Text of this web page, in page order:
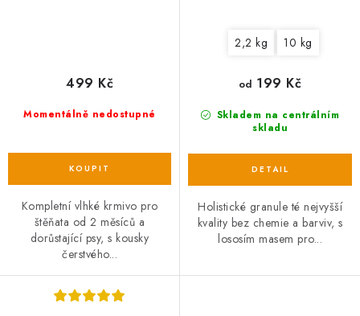
Momentálně nedostupné
499 Kč
Kompletní vlhké krmivo pro
štěňata od 2 měsíců a
dorůstající psy, s kousky
čerstvého...
2,2 kg 10 kg
Skladem na centrálním
skladu
od 199 Kč
Holistické granule té nejvyšší
kvality bez chemie a barviv, s
lososím masem pro...